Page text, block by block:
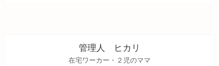
管理人 ヒカリ
在宅ワーカー・２児のママ